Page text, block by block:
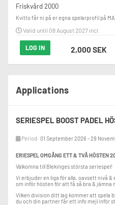
Friskvård 2000
Kvitto får ni på er egna spelarprofil på
Valid until 08 August 2027 incl.
LOG IN 2,000 SEK
Applications
SERIESPEL BOOST PADEL
Period: 01 September 2026 - 29
ERIESPEL OMGÅNG ETT & TVÅ HÖSTEN
Välkomna till Blekinges största seriespel!
Vi erbjuder en liga för alla, oavsett nivå
om inför hösten för att få så bra & jämna
Vilken division ditt lag kommer att spela
du och din partner får ett info mejl inför